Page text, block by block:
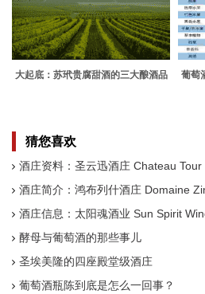
大起底：苏玳贵腐甜酒的三大酿酒品
葡萄
猜您喜欢
酒庄资料：圣云迅酒庄 Chateau
酒庄简介：鸿布列什酒庄 Domaine
酒庄信息：太阳魂酒业 Sun Spirit
酵母与葡萄酒的那些事儿
圣埃美隆的四座殿堂级酒庄
葡萄酒瓶陈到底是怎么一回事？